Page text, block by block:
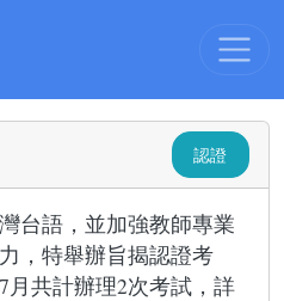
，歡迎踴躍參加，
認證
台語，並加強教師專業
，特舉辦旨揭認證考
月共計辦理2次考試，詳